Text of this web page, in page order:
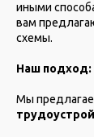
иными
вам
схемы.
Наш подход:
Мы